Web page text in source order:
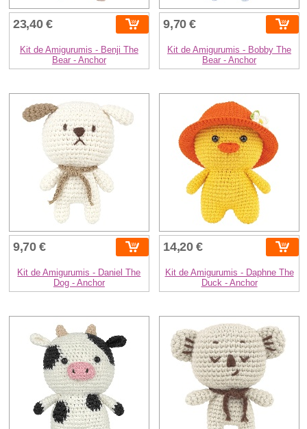
23,40 €
Kit de Amigurumis - Benji The
Bear - Anchor
9,70 €
Kit de Amigurumis - Bobby The
Bear - Anchor
9,70 €
Kit de Amigurumis - Daniel The
Dog - Anchor
14,20 €
Kit de Amigurumis - Daphne The
Duck - Anchor